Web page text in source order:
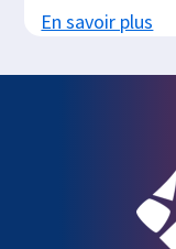
En savoir plus